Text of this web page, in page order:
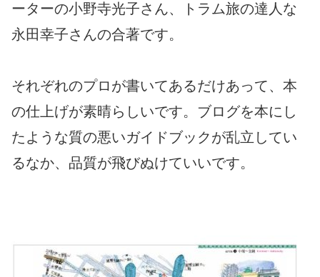
ーターの小野寺光子さん、トラム旅の達人な
永田幸子さんの合著です。
それぞれのプロが書いてあるだけあって、本
の仕上げが素晴らしいです。ブログを本にし
たような質の悪いガイドブックが乱立してい
るなか、品質が飛びぬけていいです。